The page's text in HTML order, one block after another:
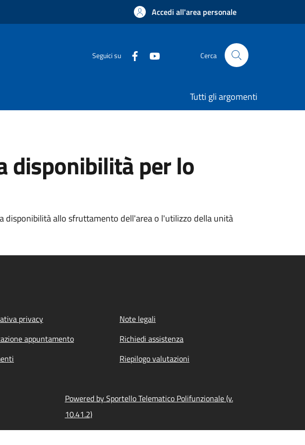
Accedi all'area personale
Seguici su Cerca
Tutti gli argomenti
disponibilità per lo
disponibilità allo sfruttamento dell'area o l'utilizzo della unità
privacy
Note legali
appuntamento
Richiedi assistenza
Riepilogo valutazioni
Powered by Sportello Telematico Polifunzionale (v.
10.41.2)